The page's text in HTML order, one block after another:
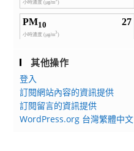
其他操作
登入
訂閱網站內容的資訊提供
訂閱留言的資訊提供
WordPress.org 台灣繁體中文